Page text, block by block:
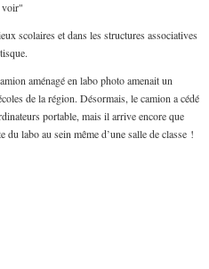
voir"
scolaires et dans les structures associatives
aménagé en labo photo amenait un
de la région. Désormais, le camion a cédé
portable, mais il arrive encore que
du labo au sein même d’une salle de classe !